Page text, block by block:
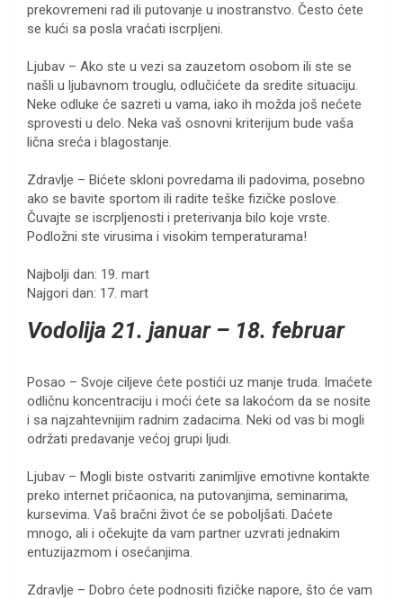
prekovremeni rad ili putovanje u inostranstvo. Često ćete
se kući sa posla vraćati iscrpljeni.
Ljubav – Ako ste u vezi sa zauzetom osobom ili ste se
našli u ljubavnom trouglu, odlučićete da sredite situaciju.
Neke odluke će sazreti u vama, iako ih možda još nećete
sprovesti u delo. Neka vaš osnovni kriterijum bude vaša
lična sreća i blagostanje.
Zdravlje – Bićete skloni povredama ili padovima, posebno
ako se bavite sportom ili radite teške fizičke poslove.
Čuvajte se iscrpljenosti i preterivanja bilo koje vrste.
Podložni ste virusima i visokim temperaturama!
Najbolji dan: 19. mart
Najgori dan: 17. mart
Vodolija 21. januar – 18. februar
Posao – Svoje ciljeve ćete postići uz manje truda. Imaćete
odličnu koncentraciju i moći ćete sa lakoćom da se nosite
i sa najzahtevnijim radnim zadacima. Neki od vas bi mogli
održati predavanje većoj grupi ljudi.
Ljubav – Mogli biste ostvariti zanimljive emotivne kontakte
preko internet pričaonica, na putovanjima, seminarima,
kursevima. Vaš bračni život će se poboljšati. Daćete
mnogo, ali i očekujte da vam partner uzvrati jednakim
entuzijazmom i osećanjima.
Zdravlje – Dobro ćete podnositi fizičke napore, što će vam